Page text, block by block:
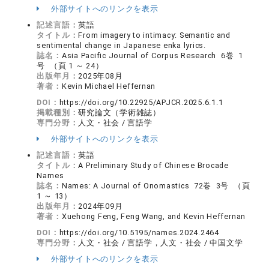
外部サイトへのリンクを表示
記述言語：英語
タイトル：From imagery to intimacy: Semantic and
sentimental change in Japanese enka lyrics.
誌名： Asia Pacific Journal of Corpus Research 6巻 1
号 （頁 1 ～ 24）
出版年月：2025年08月
著者： Kevin Michael Heffernan
DOI： https://doi.org/10.22925/APJCR.2025.6.1.1
掲載種別：研究論文（学術雑誌）
専門分野： 人文・社会 / 言語学
外部サイトへのリンクを表示
記述言語：英語
タイトル：A Preliminary Study of Chinese Brocade
Names
誌名： Names: A Journal of Onomastics 72巻 3号 （頁
1 ～ 13）
出版年月：2024年09月
著者： Xuehong Feng, Feng Wang, and Kevin Heffernan
DOI： https://doi.org/10.5195/names.2024.2464
専門分野： 人文・社会 / 言語学，人文・社会 / 中国文学
外部サイトへのリンクを表示